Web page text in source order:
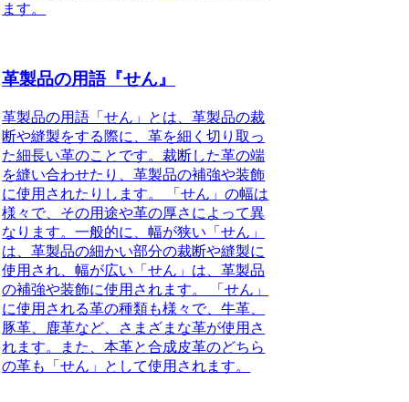
ます。
革製品の用語『せん』
革製品の用語「せん」とは、革製品の裁
断や縫製をする際に、革を細く切り取っ
た細長い革のことです。裁断した革の端
を縫い合わせたり、革製品の補強や装飾
に使用されたりします。 「せん」の幅は
様々で、その用途や革の厚さによって異
なります。一般的に、幅が狭い「せん」
は、革製品の細かい部分の裁断や縫製に
使用され、幅が広い「せん」は、革製品
の補強や装飾に使用されます。 「せん」
に使用される革の種類も様々で、牛革、
豚革、鹿革など、さまざまな革が使用さ
れます。また、本革と合成皮革のどちら
の革も「せん」として使用されます。